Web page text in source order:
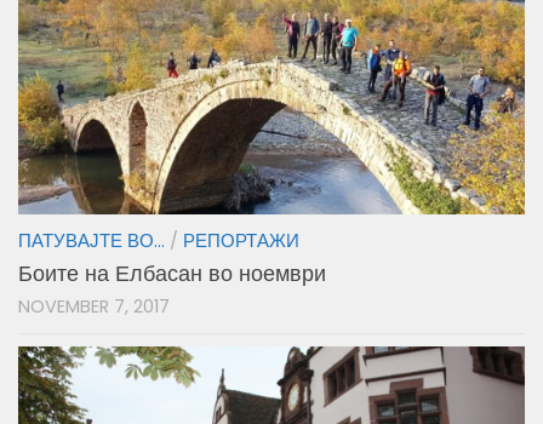
ПАТУВАЈТЕ ВО... / РЕПОРТАЖИ
Боите на Елбасан во ноември
NOVEMBER 7, 2017